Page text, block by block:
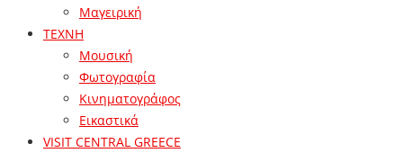
Μαγειρική
ΤΕΧΝΗ
Μουσική
Φωτογραφία
Κινηματογράφος
Εικαστικά
VISIT CENTRAL GREECE